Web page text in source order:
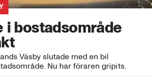
i bostadsområde
Väsby slutade med en bil
Nu har föraren gripits.